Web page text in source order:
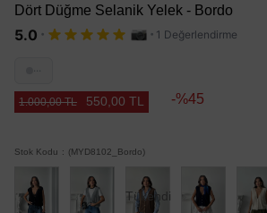
Dört Düğme Selanik Yelek - Bordo
5.0 · · 1 Değerlendirme
1.000,00 TL 550,00 TL 45
Stok Kodu (MYD8102_Bordo)
Tükendi